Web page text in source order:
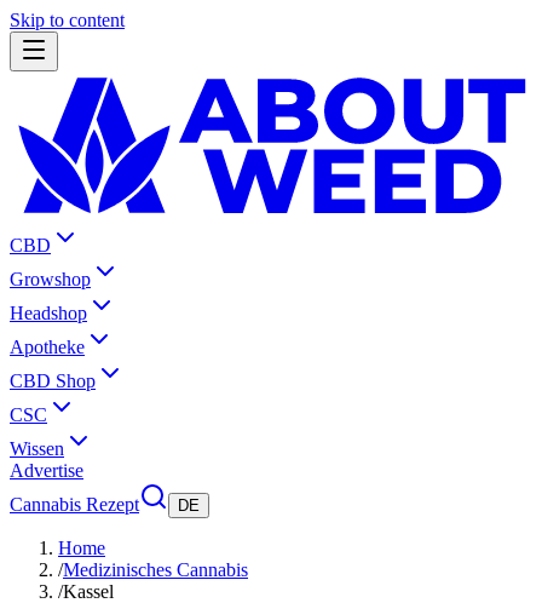
Skip to content
CBD
Growshop
Headshop
Apotheke
CBD Shop
CSC
Wissen
Advertise
Cannabis Rezept
DE
Home
/Medizinisches Cannabis
/Kassel